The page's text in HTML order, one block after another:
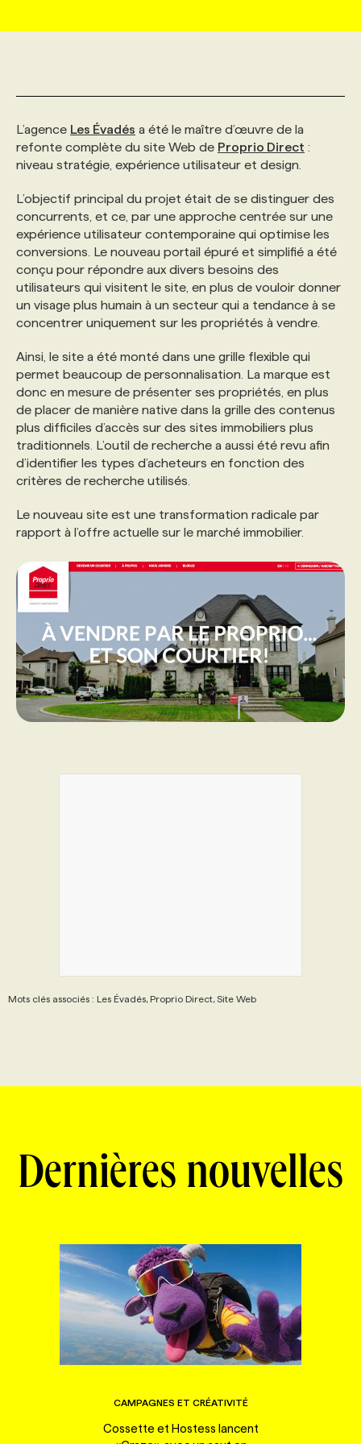
AFFAIRES DE L'INDUSTRIE
INITIATIVES NUMÉRIQUES
PRIX ET DISTINCTIONS
TENDANCES
WEB & MÉDIAS SOCIAUX
MARKETING DURABLE
GEO/SEO
ÉVÉNEMENTIEL
NOS AUTEUR‧RICES
INFOLETTRE PUBLICITÉ
ANNONCEZ AVEC NOUS
CONSULTER LA CVTHÈQUE
PROFIL ENTREPRISE
FAQ
ANNONCEZ AVEC NOUS
VOIR LES OFFRES
PROFIL CANDIDAT
FAQ
ANNONCEZ AVEC NOUS
NOS FORMATIONS EN LIGNE
NOS PARCOURS DE FORMATIONS
FORMATIONS PERSONNALISÉES
NOS FORMATEUR‧RICES
POURQUOI CHOISIR NOS FORMATIONS
PROGRAMMES DE SUBVENTIONS
FAQ
CHASSE DE TÊTE
SERVICE DE CHASSE DE TÊTE
NOS TARIFS
NOS EXPERTISES
L’agence Les Évadés a été le maître d’œuvre de la
refonte complète du site Web de Proprio Direct :
niveau stratégie, expérience utilisateur et design.
L’objectif principal du projet était de se distinguer des
concurrents, et ce, par une approche centrée sur une
expérience utilisateur contemporaine qui optimise les
conversions. Le nouveau portail épuré et simplifié a été
conçu pour répondre aux divers besoins des
utilisateurs qui visitent le site, en plus de vouloir donner
un visage plus humain à un secteur qui a tendance à se
concentrer uniquement sur les propriétés à vendre.
Ainsi, le site a été monté dans une grille flexible qui
permet beaucoup de personnalisation. La marque est
donc en mesure de présenter ses propriétés, en plus
de placer de manière native dans la grille des contenus
plus difficiles d’accès sur des sites immobiliers plus
traditionnels. L’outil de recherche a aussi été revu afin
d’identifier les types d’acheteurs en fonction des
critères de recherche utilisés.
Le nouveau site est une transformation radicale par
rapport à l’offre actuelle sur le marché immobilier.
Mots clés associés : Les Évadés, Proprio Direct, Site Web
Dernières nouvelles
CAMPAGNES ET CRÉATIVITÉ
Cossette et Hostess lancent